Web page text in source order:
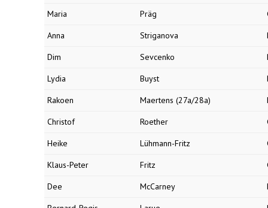
Maria
Präg
Anna
Striganova
Dim
Sevcenko
Lydia
Buyst
Rakoen
Maertens (27a/28a)
Christof
Roether
Heike
Lühmann-Fritz
Klaus-Peter
Fritz
Dee
McCarney